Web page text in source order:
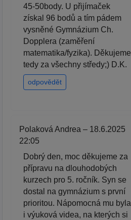
45-50body. U přijímaček
získal 96 bodů a tím pádem
vysněné Gymnázium Ch.
Dopplera (zaměření
matematika/fyzika). Děkujeme
tedy za všechny středy;) D.K.
odpovědět
Polaková Andrea – 18.6.2025
22:05
Dobrý den, moc děkujeme za
přípravu na dlouhodobých
kurzech pro 5. ročník. Syn se
dostal na gymnázium s první
prioritou. Nápomocná mu byla
i výuková videa, na kterých si